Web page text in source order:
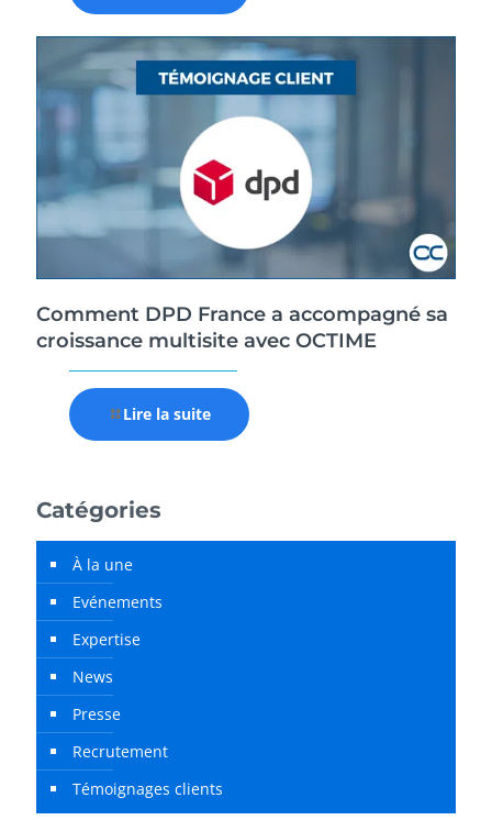
Comment DPD France a accompagné sa
croissance multisite avec OCTIME
Lire la suite
Catégories
À la une
Evénements
Expertise
News
Presse
Recrutement
Témoignages clients